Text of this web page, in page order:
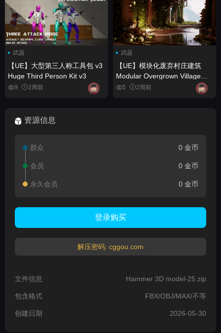
武器
【UE】大型第三人称工具包 v3
Huge Third Person Kit v3
9 2周前
武器
【UE】模块化废弃村庄建筑
Modular Overgrown Village
Buildings
5 2周前
资源信息
群众 0 金币
会员 0 金币
永久会员 0 金币
登录购买
解压密码: cggou.com
文件信息 Hammer 3D model-25.zip
包含格式 FBX/OBJ/MAX/不等
创建日期 2026-05-30